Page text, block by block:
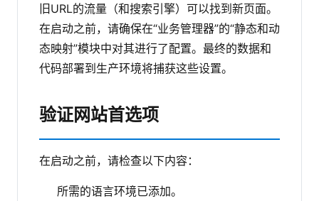
旧URL的流量（和搜索引擎）可以找到新页面。
在启动之前，请确保在“业务管理器”的“静态和动
态映射”模块中对其进行了配置。最终的数据和
代码部署到生产环境将捕获这些设置。
验证网站首选项
在启动之前，请检查以下内容：
所需的语言环境已添加。